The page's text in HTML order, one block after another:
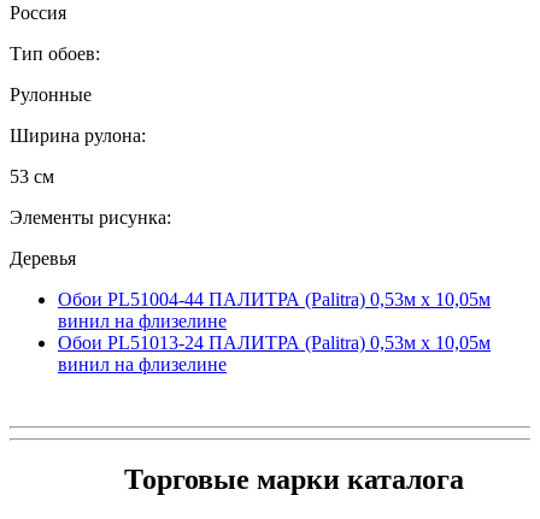
Россия
Тип обоев:
Рулонные
Ширина рулона:
53 см
Элементы рисунка:
Деревья
Обои PL51004-44 ПАЛИТРА (Palitra) 0,53м x 10,05м
винил на флизелине
Обои PL51013-24 ПАЛИТРА (Palitra) 0,53м x 10,05м
винил на флизелине
Торговые марки каталога